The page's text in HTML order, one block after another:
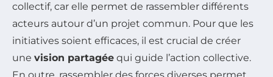
collectif, car elle permet de rassembler différents
acteurs autour d’un projet commun. Pour que les
initiatives soient efficaces, il est crucial de créer
une vision partagée qui guide l’action collective.